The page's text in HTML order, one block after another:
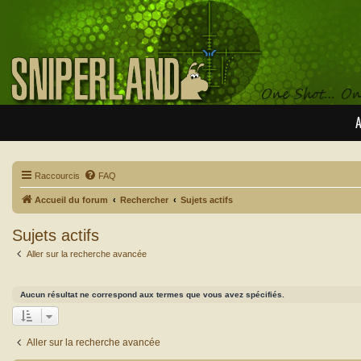
Raccourcis FAQ
Accueil du forum Rechercher Sujets actifs
Sujets actifs
Aller sur la recherche avancée
Aucun résultat ne correspond aux termes que vous avez spécifiés.
Aller sur la recherche avancée